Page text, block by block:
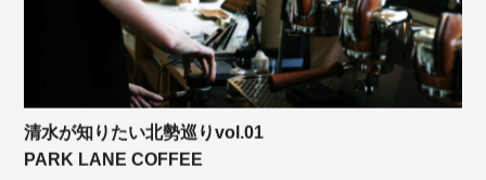
清水が知りたい北勢巡りvol.01
PARK LANE COFFEE